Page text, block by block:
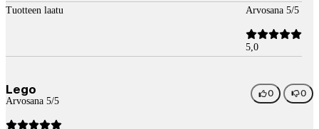
Tuotteen laatu
Arvosana 5/5
5,0
Lego
Arvosana 5/5
0 0